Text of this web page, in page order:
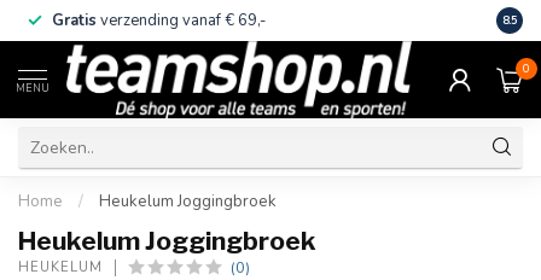
Gratis verzending vanaf € 69,- Eigen
8.5
MENU
0
Home / Heukelum Joggingbroek
Heukelum Joggingbroek
HEUKELUM (0)